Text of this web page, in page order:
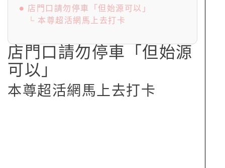
● 店門口請勿停車「但始源可以」
└ 本尊超活網馬上去打卡
店門口請勿停車「但始源
可以」
本尊超活網馬上去打卡